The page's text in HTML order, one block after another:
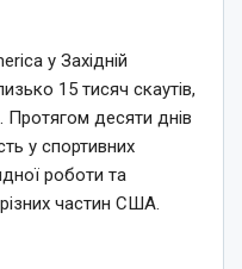
у Західній
15 тисяч скаутів,
Протягом десяти днів
у спортивних
роботи та
частин США.